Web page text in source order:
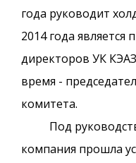
года руководит
2014 года является
директоров УК
время -
комитета.
Под
компания прошла